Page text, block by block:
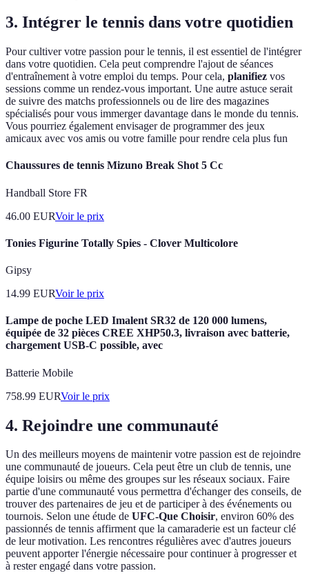
3. Intégrer le tennis dans votre quotidien
Pour cultiver votre passion pour le tennis, il est essentiel de l'intégrer
dans votre quotidien. Cela peut comprendre l'ajout de séances
d'entraînement à votre emploi du temps. Pour cela, planifiez vos
sessions comme un rendez-vous important. Une autre astuce serait
de suivre des matchs professionnels ou de lire des magazines
spécialisés pour vous immerger davantage dans le monde du tennis.
Vous pourriez également envisager de programmer des jeux
amicaux avec vos amis ou votre famille pour rendre cela plus fun
Chaussures de tennis Mizuno Break Shot 5 Cc
Handball Store FR
46.00 EURVoir le prix
Tonies Figurine Totally Spies - Clover Multicolore
Gipsy
14.99 EURVoir le prix
Lampe de poche LED Imalent SR32 de 120 000 lumens,
équipée de 32 pièces CREE XHP50.3, livraison avec batterie,
chargement USB-C possible, avec
Batterie Mobile
758.99 EURVoir le prix
4. Rejoindre une communauté
Un des meilleurs moyens de maintenir votre passion est de rejoindre
une communauté de joueurs. Cela peut être un club de tennis, une
équipe loisirs ou même des groupes sur les réseaux sociaux. Faire
partie d'une communauté vous permettra d'échanger des conseils, de
trouver des partenaires de jeu et de participer à des événements ou
tournois. Selon une étude de UFC-Que Choisir, environ 60% des
passionnés de tennis affirment que la camaraderie est un facteur clé
de leur motivation. Les rencontres régulières avec d'autres joueurs
peuvent apporter l'énergie nécessaire pour continuer à progresser et
à rester engagé dans votre passion.